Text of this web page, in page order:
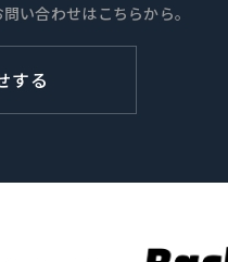
い合わせはこちらから。
する